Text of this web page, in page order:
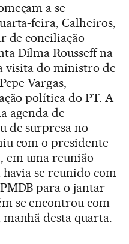
a se
feira, Calheiros,
de conciliação
Dilma Rousseff na
visita do ministro de
Vargas,
política do PT. A
agenda de
de surpresa no
com o presidente
em uma reunião
havia se reunido com
para o jantar
se encontrou com
desta quarta.